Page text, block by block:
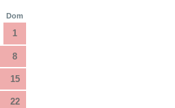
Dom
1
8
15
22